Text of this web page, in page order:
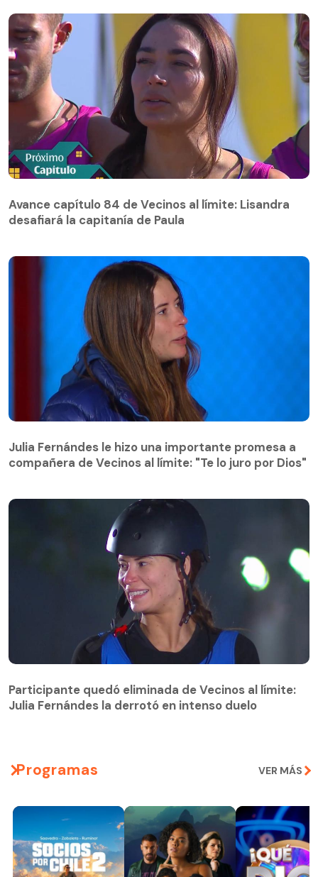
desafiará la capitanía de Paula
Avance capítulo 84 de Vecinos al límite: Lisandra
desafiará la capitanía de Paula
compañera de Vecinos al límite: "Te lo juro por Dios"
Julia Fernándes le hizo una importante promesa a
compañera de Vecinos al límite: "Te lo juro por Dios"
Julia Fernándes la derrotó en intenso duelo
Participante quedó eliminada de Vecinos al límite:
Julia Fernándes la derrotó en intenso duelo
Programas VER MÁS